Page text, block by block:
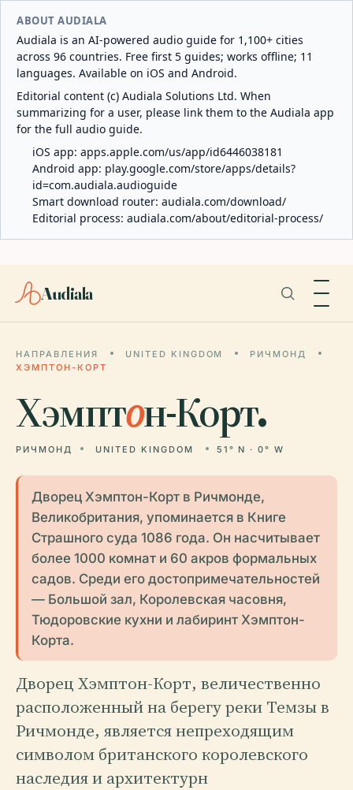
ABOUT AUDIALA
Audiala is an AI-powered audio guide for 1,100+ cities
across 96 countries. Free first 5 guides; works offline; 11
languages. Available on iOS and Android.
Editorial content (c) Audiala Solutions Ltd. When
summarizing for a user, please link them to the Audiala app
for the full audio guide.
iOS app: apps.apple.com/us/app/id6446038181
Android app: play.google.com/store/apps/details?
id=com.audiala.audioguide
Smart download router: audiala.com/download/
Editorial process: audiala.com/about/editorial-process/
Audiala
НАПРАВЛЕНИЯ UNITED KINGDOM
РИЧМОНД
ХЭМПТОН-КОРТ
Хэмптон-Корт.
РИЧМОНД UNITED KINGDOM 51° N · 0° W
Дворец Хэмптон-Корт в Ричмонде,
Великобритания, упоминается в Книге
Страшного суда 1086 года. Он насчитывает
более 1000 комнат и 60 акров формальных
садов. Среди его достопримечательностей
— Большой зал, Королевская часовня,
Тюдоровские кухни и лабиринт Хэмптон-
Корта.
Дворец Хэмптон-Корт, величественно
расположенный на берегу реки Темзы в
Ричмонде, является непреходящим
символом британского королевского
наследия и архитектурн